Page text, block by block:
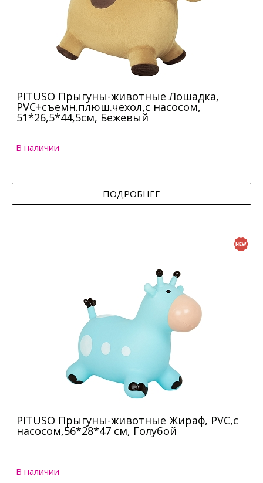
PITUSO Прыгуны-животные Лошадка,
PVC+съемн.плюш.чехол,с насосом,
51*26,5*44,5см, Бежевый
В наличии
ПОДРОБНЕЕ
PITUSO Прыгуны-животные Жираф, PVC,с
насосом,56*28*47 см, Голубой
В наличии